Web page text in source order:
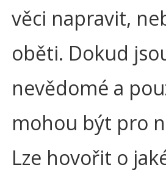
věci napravit,
oběti. Dokud
nevědomé a
mohou být pro
Lze hovořit o